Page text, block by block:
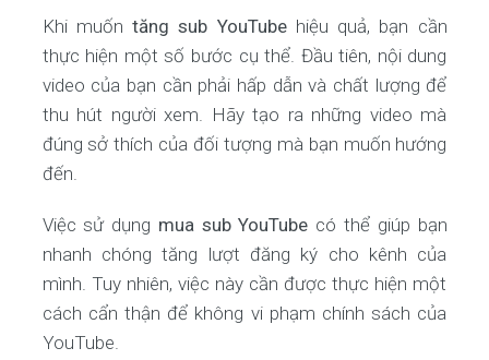
Khi muốntăng sub YouTubehiệu quả, bạn cần
thực hiện một số bước cụ thể. Đầu tiên, nội dung
video của bạn cần phải hấp dẫn và chất lượng để
thu hút người xem. Hãy tạo ra những video mà
đúng sở thích của đối tượng mà bạn muốn hướng
đến.
Việc sử dụng mua sub YouTube có thể giúp bạn
nhanh chóng tăng lượt đăng ký cho kênh của
mình. Tuy nhiên, việc này cần được thực hiện một
cách cẩn thận để không vi phạm chính sách của
YouTube.